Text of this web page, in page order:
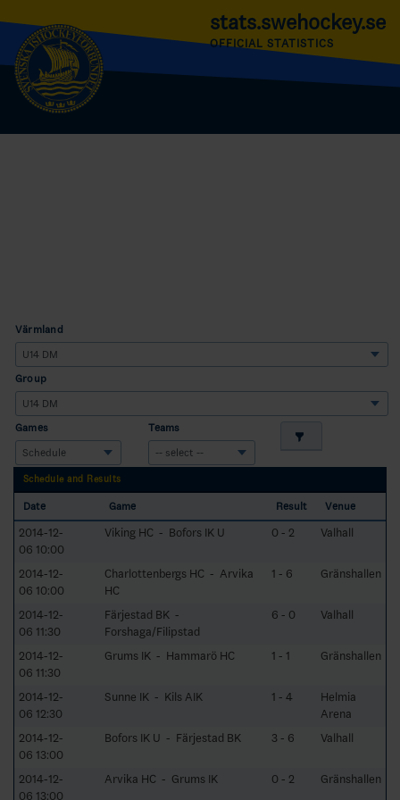
stats.swehockey.se
OFFICIAL STATISTICS
Värmland
Group
Games Teams
Schedule and Results
Date Game Result Venue
2014-12-
06 10:00
Viking HC - Bofors IK U 0 - 2 Valhall
2014-12-
06 10:00
Charlottenbergs HC - Arvika
HC
1 - 6 Gränshallen
2014-12-
06 11:30
Färjestad BK -
Forshaga/Filipstad
6 - 0 Valhall
2014-12-
06 11:30
Grums IK - Hammarö HC 1 - 1 Gränshallen
2014-12-
06 12:30
Sunne IK - Kils AIK 1 - 4
Helmia
Arena
2014-12-
06 13:00
Bofors IK U - Färjestad BK 3 - 6 Valhall
2014-12-
06 13:00
Arvika HC - Grums IK 0 - 2 Gränshallen